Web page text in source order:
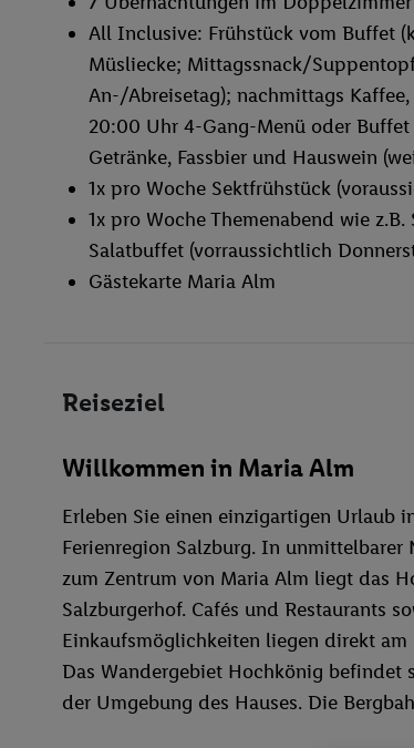
All Inclusive: Frühstück vom Buffet
Müsliecke; Mittagssnack/
An-/Abreisetag); nachmittags
20:00 Uhr 4-Gang-Menü oder
Getränke, Fassbier und Hauswein
1x pro Woche Sektfrühstück
1x pro Woche Themenabend wie
Salatbuffet (vorraussichtlich
Gästekarte Maria Alm
Reiseziel
Willkommen in Maria Alm
Erleben Sie einen einzigartigen Urlaub
Ferienregion Salzburg. In unmittelbarer
zum Zentrum von Maria Alm liegt das
Salzburgerhof. Cafés und Restaurants
Einkaufsmöglichkeiten liegen direkt am
Das Wandergebiet Hochkönig befindet
der Umgebung des Hauses. Die